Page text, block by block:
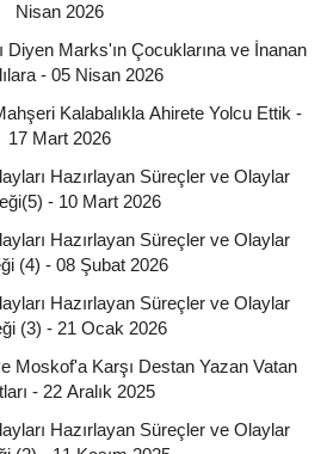
Nisan 2026
Marks'ın Çocuklarına ve İnanan
- 05 Nisan 2026
Kalabalıkla Ahirete Yolcu Ettik -
17 Mart 2026
Hazırlayan Süreçler ve Olaylar
- 10 Mart 2026
Hazırlayan Süreçler ve Olaylar
(4) - 08 Şubat 2026
Hazırlayan Süreçler ve Olaylar
(3) - 21 Ocak 2026
Moskof'a Karşı Destan Yazan Vatan
- 22 Aralık 2025
Hazırlayan Süreçler ve Olaylar